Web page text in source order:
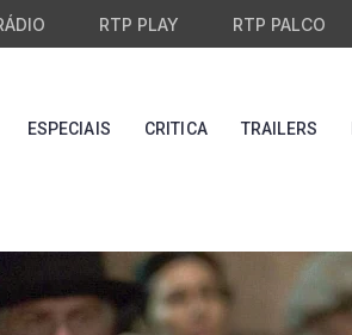
RTP PLAY RTP PALCO
ESPECIAIS CRITICA TRAILERS